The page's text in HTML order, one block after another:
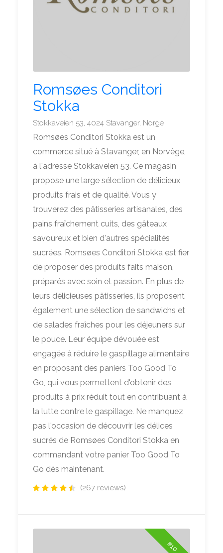
Romsøes Conditori
Stokka
Stokkaveien 53, 4024 Stavanger, Norge
Romsøes Conditori Stokka est un
commerce situé à Stavanger, en Norvège,
à l'adresse Stokkaveien 53. Ce magasin
propose une large sélection de délicieux
produits frais et de qualité. Vous y
trouverez des pâtisseries artisanales, des
pains fraîchement cuits, des gâteaux
savoureux et bien d'autres spécialités
sucrées. Romsøes Conditori Stokka est fier
de proposer des produits faits maison,
préparés avec soin et passion. En plus de
leurs délicieuses pâtisseries, ils proposent
également une sélection de sandwichs et
de salades fraîches pour les déjeuners sur
le pouce. Leur équipe dévouée est
engagée à réduire le gaspillage alimentaire
en proposant des paniers Too Good To
Go, qui vous permettent d'obtenir des
produits à prix réduit tout en contribuant à
la lutte contre le gaspillage. Ne manquez
pas l'occasion de découvrir les délices
sucrés de Romsøes Conditori Stokka en
commandant votre panier Too Good To
Go dès maintenant.
(267 reviews)
#10